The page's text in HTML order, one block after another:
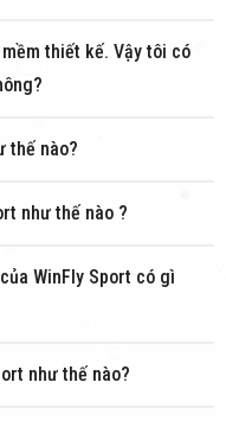
thiết kế. Vậy tôi có
thế nào?
như thế nào ?
WinFly Sport có gì
như thế nào?